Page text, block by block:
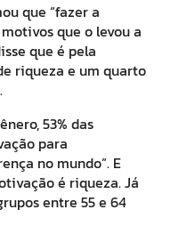
que “fazer a
que o levou a
que é pela
riqueza e um quarto
53% das
para
no mundo”. E
é riqueza. Já
entre 55 e 64